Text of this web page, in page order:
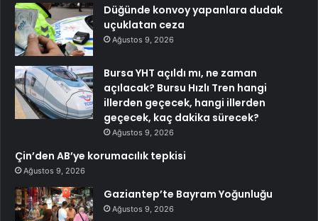
Düğünde konvoy yapanlara dudak
uçuklatan ceza
Ağustos 9, 2026
Bursa YHT açıldı mı, ne zaman
açılacak? Bursu Hızlı Tren hangi
illerden geçecek, hangi illerden
geçecek, kaç dakika sürecek?
Ağustos 9, 2026
Çin’den AB’ye korumacılık tepkisi
Ağustos 9, 2026
Gaziantep’te Bayram Yoğunluğu
Ağustos 9, 2026